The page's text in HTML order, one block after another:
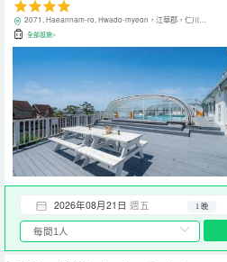
2071, Haeannam-ro, Hwado-myeon，江華郡，仁川，韓國
全部設施>
2026年08月21日 週五 1 晚